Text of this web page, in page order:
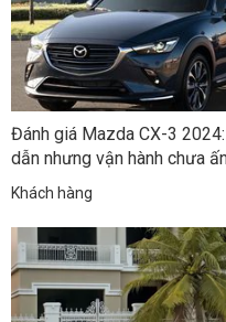
Đánh giá Mazda CX-3
dẫn nhưng vận hành chưa
Khách hàng